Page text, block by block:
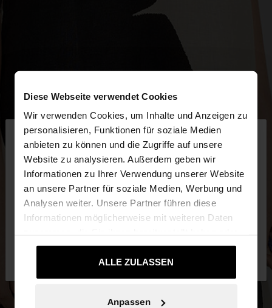
Diese Webseite verwendet Cookies
Wir verwenden Cookies, um Inhalte und Anzeigen zu
personalisieren, Funktionen für soziale Medien
anbieten zu können und die Zugriffe auf unsere
Website zu analysieren. Außerdem geben wir
Informationen zu Ihrer Verwendung unserer Website
an unsere Partner für soziale Medien, Werbung und
Analysen weiter. Unsere Partner führen diese
Informationen möglicherweise mit weiteren Daten
die sie im Rahmen Ihrer Nutzung der Dienste
gesammelt haben.ALLE ZULASSEN
Anpassen
hallo
Sie greifen von Luxembourg auf die Website zu.
Möchten Sie unsere United States Website
Luxembourg
Ja, bringen Sie mich
zu United States